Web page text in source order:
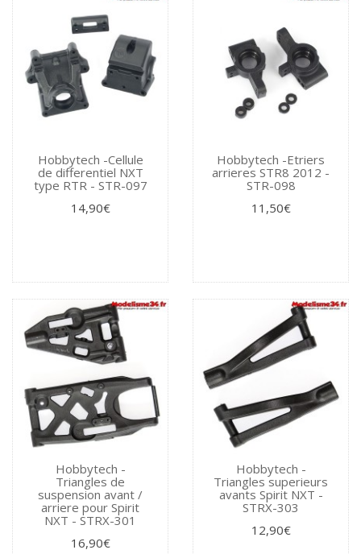
Hobbytech -Cellule
de differentiel NXT
type RTR - STR-097
14,90€
Hobbytech -Etriers
arrieres STR8 2012 -
STR-098
11,50€
Hobbytech -
Triangles de
suspension avant /
arriere pour Spirit
NXT - STRX-301
16,90€
Hobbytech -
Triangles superieurs
avants Spirit NXT -
STRX-303
12,90€